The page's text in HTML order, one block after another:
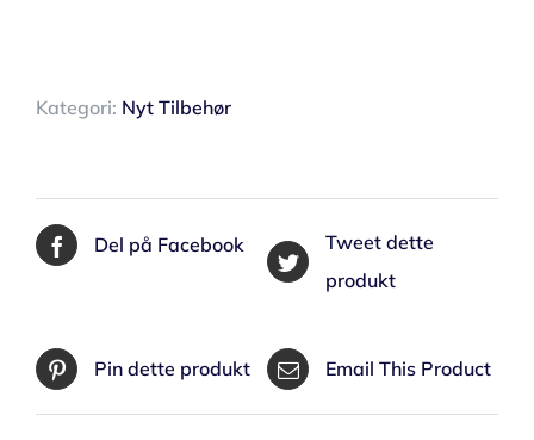
Kategori: Nyt Tilbehør
Del på Facebook
Tweet dette
produkt
Pin dette produkt Email This Product